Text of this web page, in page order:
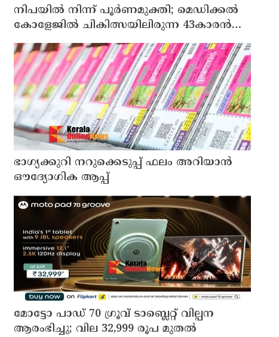
നിപയിൽ നിന്ന് പൂർണമുക്തി; മെഡിക്കൽ
കോളേജിൽ ചികിത്സയിലിരുന്ന 43കാരൻ
വീട്ടിലേക്ക് മടങ്ങി
ഭാഗ്യക്കുറി നറുക്കെടുപ്പ് ഫലം അറിയാൻ
ഔദ്യോഗിക ആപ്പ്
മോട്ടോ പാഡ് 70 ഗ്രൂവ് ടാബ്ലെറ്റ് വില്പന
ആരംഭിച്ചു; വില 32,999 രൂപ മുതൽ